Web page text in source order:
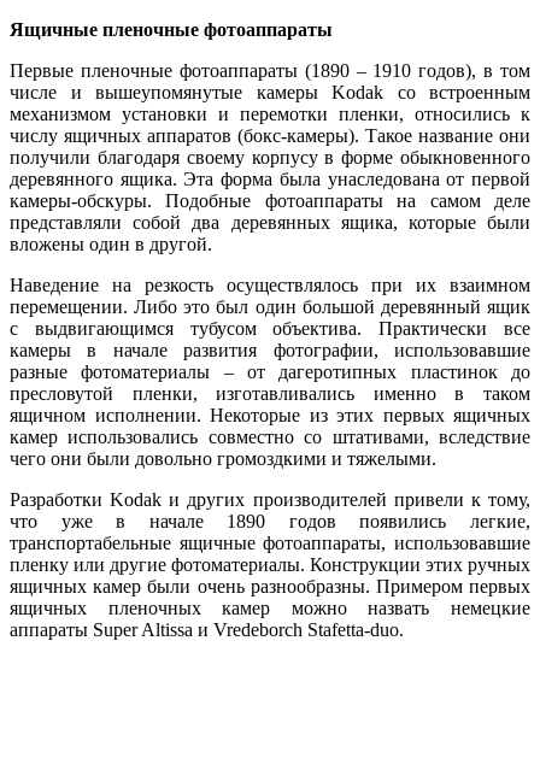
Ящичные пленочные фотоаппараты
Первые пленочные фотоаппараты (1890 – 1910 годов), в том
числе и вышеупомянутые камеры Kodak со встроенным
механизмом установки и перемотки пленки, относились к
числу ящичных аппаратов (бокс-камеры). Такое название они
получили благодаря своему корпусу в форме обыкновенного
деревянного ящика. Эта форма была унаследована от первой
камеры-обскуры. Подобные фотоаппараты на самом деле
представляли собой два деревянных ящика, которые были
вложены один в другой.
Наведение на резкость осуществлялось при их взаимном
перемещении. Либо это был один большой деревянный ящик
с выдвигающимся тубусом объектива. Практически все
камеры в начале развития фотографии, использовавшие
разные фотоматериалы – от дагеротипных пластинок до
пресловутой пленки, изготавливались именно в таком
ящичном исполнении. Некоторые из этих первых ящичных
камер использовались совместно со штативами, вследствие
чего они были довольно громоздкими и тяжелыми.
Разработки Kodak и других производителей привели к тому,
что уже в начале 1890 годов появились легкие,
транспортабельные ящичные фотоаппараты, использовавшие
пленку или другие фотоматериалы. Конструкции этих ручных
ящичных камер были очень разнообразны. Примером первых
ящичных пленочных камер можно назвать немецкие
аппараты Super Altissa и Vredeborch Stafetta-duo.